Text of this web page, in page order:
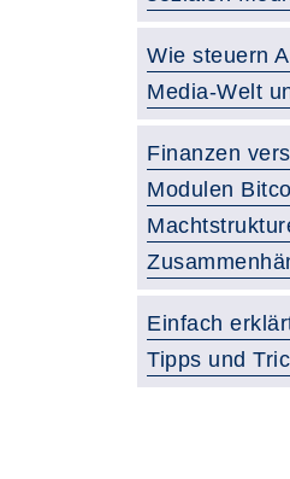
Wie steuern
Media-Welt
Finanzen
Modulen
Einfach
Tipps und